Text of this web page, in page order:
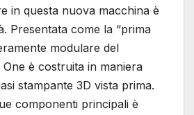
in questa nuova macchina è
Presentata come la “prima
modulare del
è costruita in maniera
stampante 3D vista prima.
componenti principali è